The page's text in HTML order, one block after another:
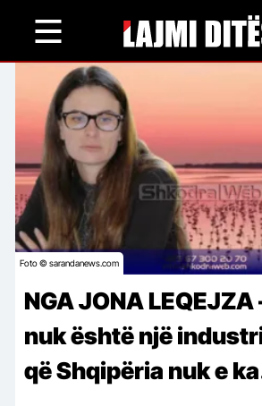
content
Foto © sarandanews.com
NGA JONA
nuk është një
që Shqipëria nuk e